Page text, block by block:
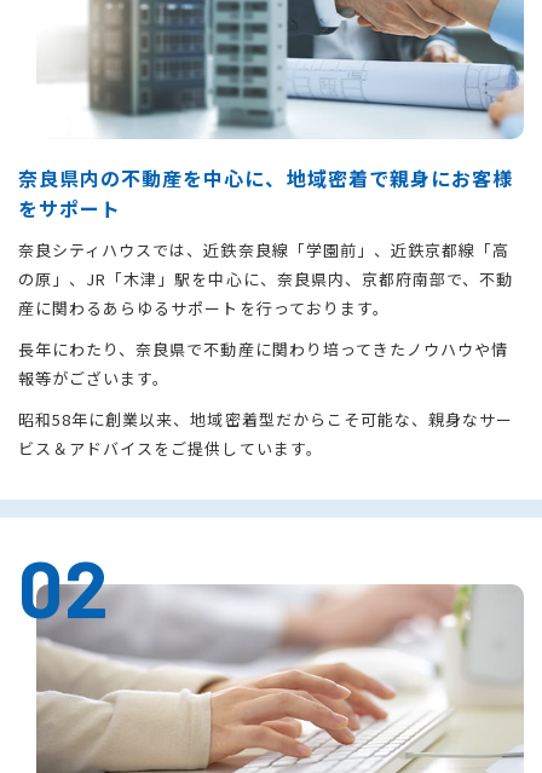
奈良県内の不動産を中心に、地域密着で親身にお客様
をサポート
奈良シティハウスでは、近鉄奈良線「学園前」、近鉄京都線「高
の原」、JR「木津」駅を中心に、奈良県内、京都府南部で、不動
産に関わるあらゆるサポートを行っております。
長年にわたり、奈良県で不動産に関わり培ってきたノウハウや情
報等がございます。
昭和58年に創業以来、地域密着型だからこそ可能な、親身なサー
ビス＆アドバイスをご提供しています。
02